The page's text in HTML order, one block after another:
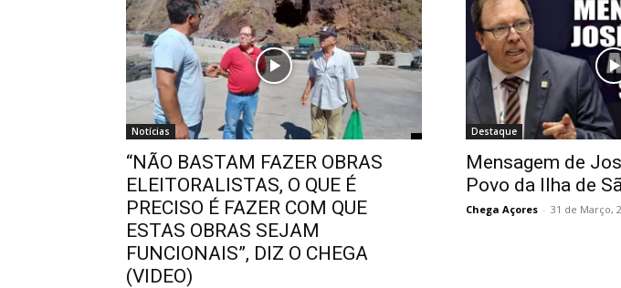
Notícias
“NÃO BASTAM FAZER OBRAS
ELEITORALISTAS, O QUE É
PRECISO É FAZER COM QUE
ESTAS OBRAS SEJAM
FUNCIONAIS”, DIZ O CHEGA
(VIDEO)
Destaque
Mensagem de
Povo da Ilha de
Chega Açores - 31 de Março,